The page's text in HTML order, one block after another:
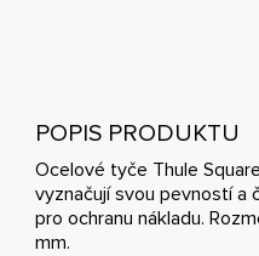
POPIS PRODUKTU
Ocelové tyče Thule
vyznačují svou pevností a
pro ochranu nákladu.
mm.